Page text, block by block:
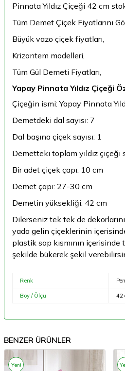
Pinnata Yıldız Çiçeği 42 cm
Tüm Demet Çiçek Fiyatlarını
Büyük vazo çiçek fiyatları,
Krizantem modelleri,
Tüm Gül Demeti Fiyatları,
Yapay Pinnata Yıldız Çiçeği
Çiçeğin ismi: Yapay Pinnata
Demetdeki dal sayısı: 7
Dal başına çiçek sayısı: 1
Demetteki toplam yıldız çiçeği
Bir adet çiçek çapı: 10 cm
Demet çapı: 27-30 cm
Demetin yüksekliği: 42 cm
Dilerseniz tek tek de
yada gelin çiçeklerinin
plastik sap kısmının içerisinde
şekilde bükerek şekil
Renk
Boy / Ölçü 42
BENZER ÜRÜNLER
Yeni